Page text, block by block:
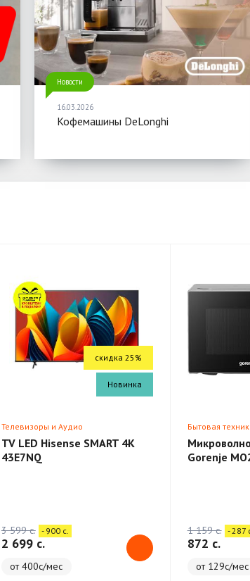
Новости
16.03.2026
Кофемашины DeLonghi
скидка 25%
Новинка
Телевизоры и Аудио
TV LED Hisense SMART 4K
43E7NQ
3 599 c. - 900 c.
2 699 c.
от 400с/мес
Бытовая
Gorenje
1 159 c. - 287
872 c.
от 129с/мес